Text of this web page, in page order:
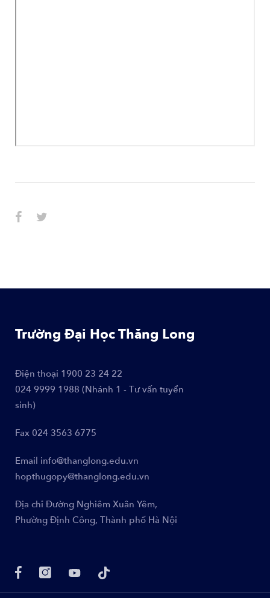
Trường Đại Học Thăng Long
Điện thoại 1900 23 24 22
024 9999 1988 (Nhánh 1 - Tư vấn tuyển
sinh)
Fax 024 3563 6775
Email info@thanglong.edu.vn
hopthugopy@thanglong.edu.vn
Địa chỉ Đường Nghiêm Xuân Yêm,
Phường Định Công, Thành phố Hà Nội